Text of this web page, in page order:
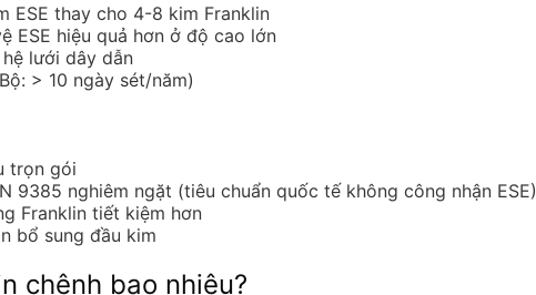
ESE thay cho 4-8 kim Franklin
ESE hiệu quả hơn ở độ cao lớn
lưới dây dẫn
> 10 ngày sét/năm)
trọn gói
9385 nghiêm ngặt (tiêu chuẩn quốc tế không công nhận ESE)
Franklin tiết kiệm hơn
bổ sung đầu kim
chênh bao nhiêu?